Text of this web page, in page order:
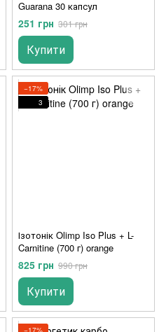
Guarana 30 капсул
251 грн 301 грн
Купити
−17%
3
Ізотонік Olimp Iso Plus + L-
Carnitine (700 г) orange
825 грн 990 грн
Купити